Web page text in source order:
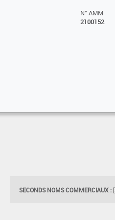
N° AMM
2100152
SECONDS NOMS COMMERCIAUX :